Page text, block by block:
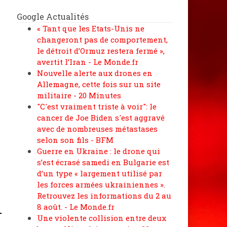
Google Actualités
« Tant que les Etats-Unis ne
changeront pas de comportement,
le détroit d’Ormuz restera fermé »,
avertit l’Iran - Le Monde.fr
Nouvelle alerte aux drones en
Allemagne, cette fois sur un site
militaire - 20 Minutes
"C'est vraiment triste à voir": le
cancer de Joe Biden s'est aggravé
avec de nombreuses métastases
selon son fils - BFM
Guerre en Ukraine : le drone qui
s’est écrasé samedi en Bulgarie est
d’un type « largement utilisé par
les forces armées ukrainiennes ».
Retrouvez les informations du 2 au
8 août. - Le Monde.fr
Une violente collision entre deux